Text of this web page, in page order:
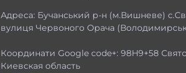
Адреса: Бучанський р-н (м.Вишневе)
вулиця Червоного Орача
Координати Google code+: 98H9+58
Киевская область